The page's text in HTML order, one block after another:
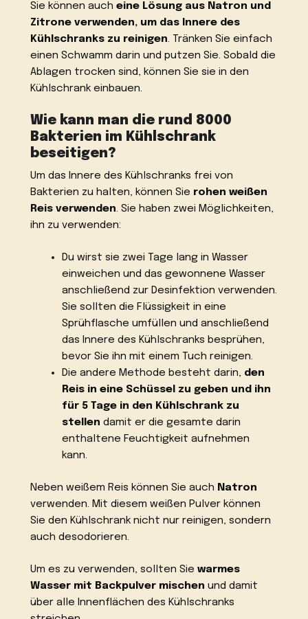
Sie können aucheine Lösung aus Natron und
Zitrone verwenden, um das Innere des
Kühlschranks zu reinigen. Tränken Sie einfach
einen Schwamm darin und putzen Sie. Sobald die
Ablagen trocken sind, können Sie sie in den
Kühlschrank einbauen.
Wie kann man die rund 8000
Bakterien im Kühlschrank
beseitigen?
Um das Innere des Kühlschranks frei von
Bakterien zu halten, können Sie rohen weißen
Reis verwenden. Sie haben zwei Möglichkeiten,
ihn zu verwenden:
Du wirst sie zwei Tage lang in Wasser
einweichen und das gewonnene Wasser
anschließend zur Desinfektion verwenden.
Sie sollten die Flüssigkeit in eine
Sprühflasche umfüllen und anschließend
das Innere des Kühlschranks besprühen,
bevor Sie ihn mit einem Tuch reinigen.
Die andere Methode besteht darin, den
Reis in eine Schüssel zu geben und ihn
für 5 Tage in den Kühlschrank zu
stellen damit er die gesamte darin
enthaltene Feuchtigkeit aufnehmen
kann.
Neben weißem Reis können Sie auch Natron
verwenden. Mit diesem weißen Pulver können
Sie den Kühlschrank nicht nur reinigen, sondern
auch desodorieren.
Um es zu verwenden, sollten Siewarmes
Wasser mit Backpulver mischen und damit
über alle Innenflächen des Kühlschranks